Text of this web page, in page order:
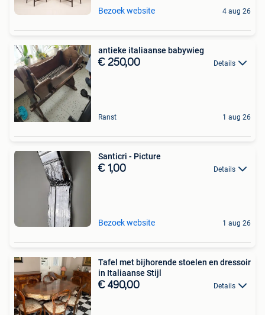
Bezoek website 4 aug 26
antieke italiaanse babywieg
€ 250,00 Details
Ranst 1 aug 26
Santicri - Picture
€ 1,00 Details
Bezoek website 1 aug 26
Tafel met bijhorende stoelen en dressoir
in Italiaanse Stijl
€ 490,00 Details